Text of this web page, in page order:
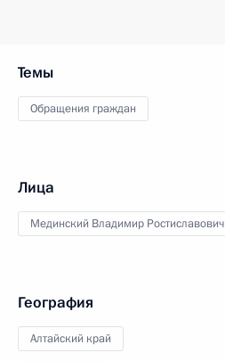
Темы
Обращения граждан
Лица
Мединский Владимир Ростиславович
География
Алтайский край